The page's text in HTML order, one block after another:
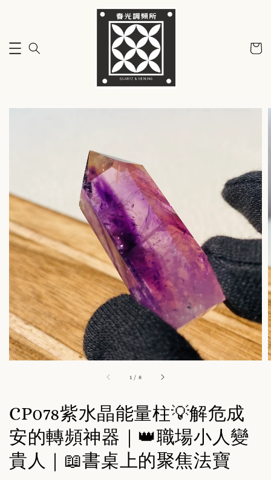
1 / 8
CP078紫水晶能量柱💡解危成
安的轉頻神器｜👑職場小人變
貴人｜📖書桌上的聚焦法寶